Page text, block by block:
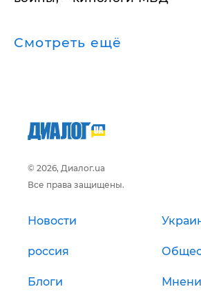
Смотреть ещё
© 2026, Диалог.ua
Все права защищены.
Новости
россия
Блоги